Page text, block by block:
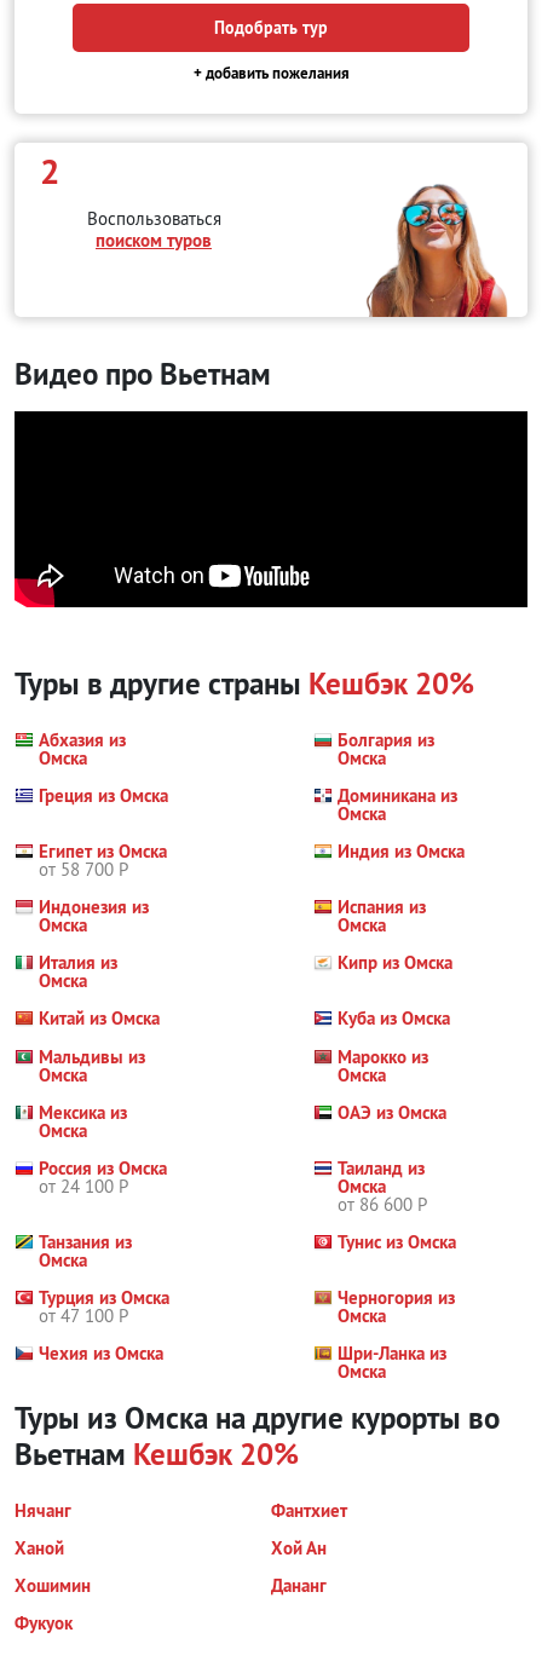
Подобрать тур
+ добавить пожелания
2
Воспользоваться
поиском туров
Видео про Вьетнам
Туры в другие страны Кешбэк 20%
Абхазия из
Омска
Болгария из
Омска
Греция из Омска
Доминикана из
Омска
Египет из Омска
от 58 700 Р
Индия из Омска
Индонезия из
Омска
Испания из
Омска
Италия из
Омска
Кипр из Омска
Китай из Омска
Куба из Омска
Мальдивы из
Омска
Марокко из
Омска
Мексика из
Омска
ОАЭ из Омска
Россия из Омска
от 24 100 Р
Таиланд из
Омска
от 86 600 Р
Танзания из
Омска
Тунис из Омска
Турция из Омска
от 47 100 Р
Черногория из
Омска
Чехия из Омска
Шри-Ланка из
Омска
Туры из Омска на другие курорты во
Вьетнам Кешбэк 20%
Нячанг
Фантхиет
Ханой
Хой Ан
Хошимин
Дананг
Фукуок